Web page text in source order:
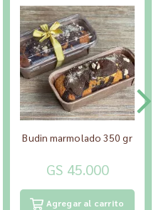
Budin marmolado 350 gr
GS 45.000
Agregar al carrito